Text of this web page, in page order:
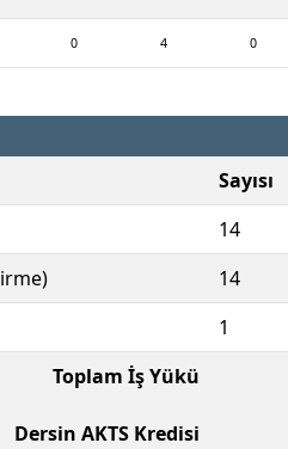
0 4 0
Sayısı
14
14
1
Toplam İş Yükü
Dersin AKTS Kredisi